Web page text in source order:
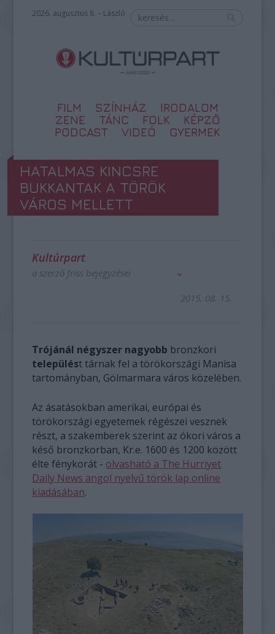
2026. augusztus 8. – László
FILM SZÍNHÁZ
IRODALOM
ZENE
TÁNC FOLK
KÉPZŐ
PODCAST
VIDEÓ GYERMEK
HATALMAS KINCSRE
BUKKANTAK A TÖRÖK
VÁROS MELLETT
Kultúrpart
a szerző friss bejegyzései
2015. 08. 15.
Trójánál négyszer nagyobb bronzkori
települést tárnak fel a törökországi Manisa
tartományban, Gölmarmara város közelében.
Az ásatásokban amerikai, európai és
törökországi egyetemek régészei vesznek
részt, a szakemberek szerint az ókori város a
késő bronzkorban, Kr.e. 1600 és 1200 között
élte fénykorát - olvasható a The Hurriyet
Daily News angol nyelvű török lap online
kiadásában.